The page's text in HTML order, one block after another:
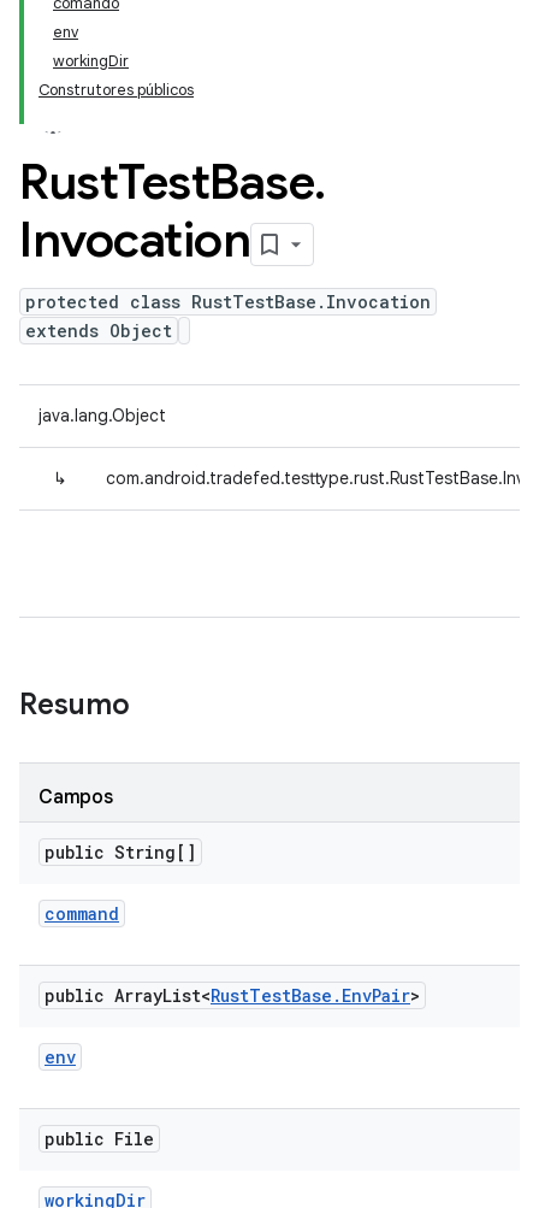
env
workingDir
Construtores públicos
RustTestBase.
Invocation
protected class RustTestBase.Invocation
extends Object
java.lang.Object
↳
Resumo
Campos
public String[]
command
public ArrayList<RustTestBase . EnvPair>
env
public File
workingDir